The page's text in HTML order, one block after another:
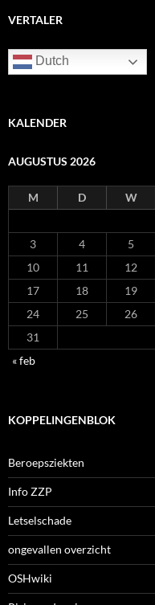
VERTALER
Dutch
KALENDER
AUGUSTUS 2026
M D W
3
4 5
10
11 12
17
18 19
24
25 26
31
« feb
KOPPELINGENBLOK
Beroepsziekten
Info ZZP
Letselschade
ongevallen overzicht
OSHwiki